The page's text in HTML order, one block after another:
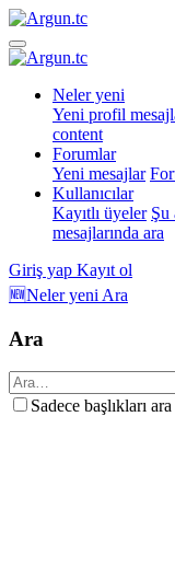
Neler yeni
Yeni profil
content
Forumlar
Yeni mesajlar
Kullanıcılar
Kayıtlı üyeler Şu
mesajlarında ara
Giriş yap Kayıt ol
🆕Neler yeni Ara
Ara
Sadece başlıkları ara